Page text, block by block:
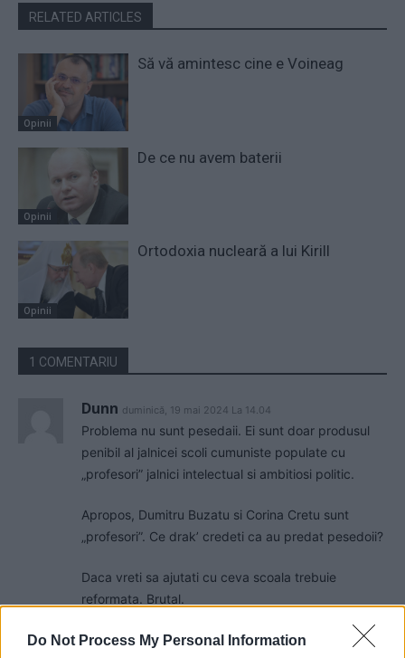
Do Not Process My Personal Information
RELATED ARTICLES
Opinii
Să vă amintesc cine e Voineag
Opinii
De ce nu avem baterii
Opinii
Ortodoxia nucleară a lui Kirill
1 COMENTARIU
Dunn duminică, 19 mai 2024 La 14.04
Problema nu sunt pesedaii. Ei sunt doar produsul
penibil al jalnicei scoli cumuniste populate cu
„profesori” jalnici intelectual si ambitiosi politic.
Apropos, Dumitru Buzatu si Corina Cretu sunt
„profesori”. Ce drak’ credeti ca au predat pesedoii?
Daca vreti sa ajutati cu ceva scoala trebuie
reformata. Brutal.
Decat salarii pentru jalnici, scoala online. Selectati